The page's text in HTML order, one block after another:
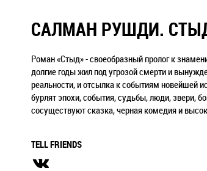
САЛМАН РУШДИ.
Роман «Стыд» - своеобразный пролог к
долгие годы жил под угрозой смерти и
реальности, и отсылка к событиям новейшей
бурлят эпохи, события, судьбы, люди, звери,
сосуществуют сказка, черная комедия и
TELL FRIENDS